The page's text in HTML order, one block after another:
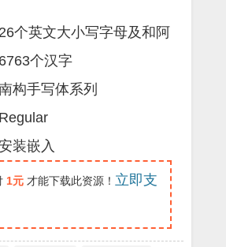
个英文大小写字母及和阿
个汉字
构手写体系列
装嵌入
1元 才能下载此资源！ 立即支